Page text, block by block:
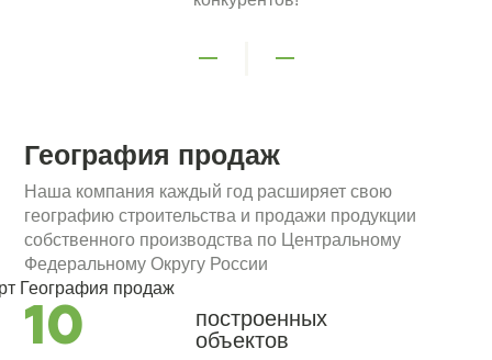
География продаж
Наша компания каждый год расширяет свою
географию строительства и продажи продукции
собственного производства по Центральному
Федеральному Округу России
10
построенных
объектов